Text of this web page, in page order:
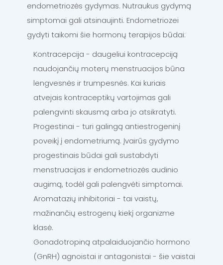
endometriozės gydymas. Nutraukus gydymą
simptomai gali atsinaujinti. Endometriozei
gydyti taikomi šie hormonų terapijos būdai:
Kontracepcija - daugeliui kontracepciją
naudojančių moterų menstruacijos būna
lengvesnės ir trumpesnės. Kai kuriais
atvejais kontraceptikų vartojimas gali
palengvinti skausmą arba jo atsikratyti.
Progestinai - turi galingą antiestrogeninį
poveikį į endometriumą. Įvairūs gydymo
progestinais būdai gali sustabdyti
menstruacijas ir endometriozės audinio
augimą, todėl gali palengvėti simptomai.
Aromatazių inhibitoriai - tai vaistų,
mažinančių estrogenų kiekį organizme
klasė.
Gonadotropiną atpalaiduojančio hormono
(GnRH) agnoistai ir antagonistai - šie vaistai